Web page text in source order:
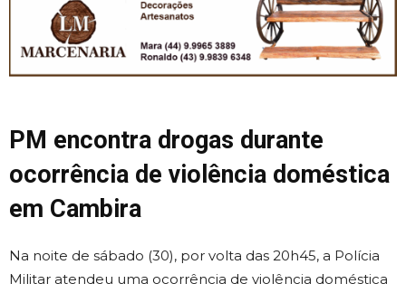
PM encontra drogas durante
ocorrência de violência doméstica
em Cambira
Na noite de sábado (30), por volta das 20h45, a Polícia
Militar atendeu uma ocorrência de violência doméstica